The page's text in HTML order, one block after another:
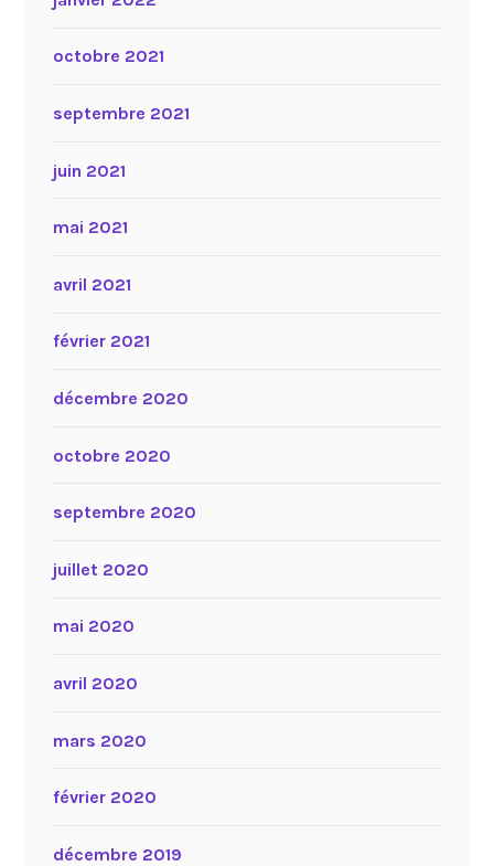
octobre 2021
septembre 2021
juin 2021
mai 2021
avril 2021
février 2021
décembre 2020
octobre 2020
septembre 2020
juillet 2020
mai 2020
avril 2020
mars 2020
février 2020
décembre 2019